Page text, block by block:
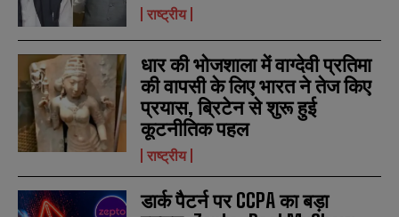
राष्ट्रीय
धार की भोजशाला में वाग्देवी प्रतिमा
की वापसी के लिए भारत ने तेज किए
प्रयास, ब्रिटेन से शुरू हुई
कूटनीतिक पहल
राष्ट्रीय
डार्क पैटर्न पर CCPA का बड़ा